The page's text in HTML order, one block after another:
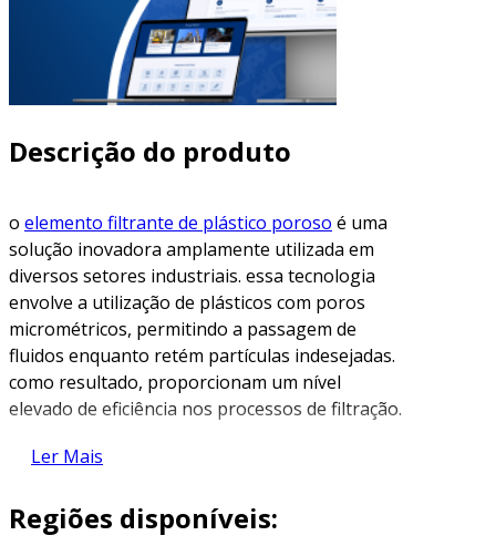
Descrição do produto
o elemento filtrante de plástico poroso é uma
solução inovadora amplamente utilizada em
diversos setores industriais. essa tecnologia
envolve a utilização de plásticos com poros
micrométricos, permitindo a passagem de
fluidos enquanto retém partículas indesejadas.
como resultado, proporcionam um nível
elevado de eficiência nos processos de filtração.
características dos elementos
os elementos filtrantes de plástico poroso
Ler Mais
Regiões disponíveis: